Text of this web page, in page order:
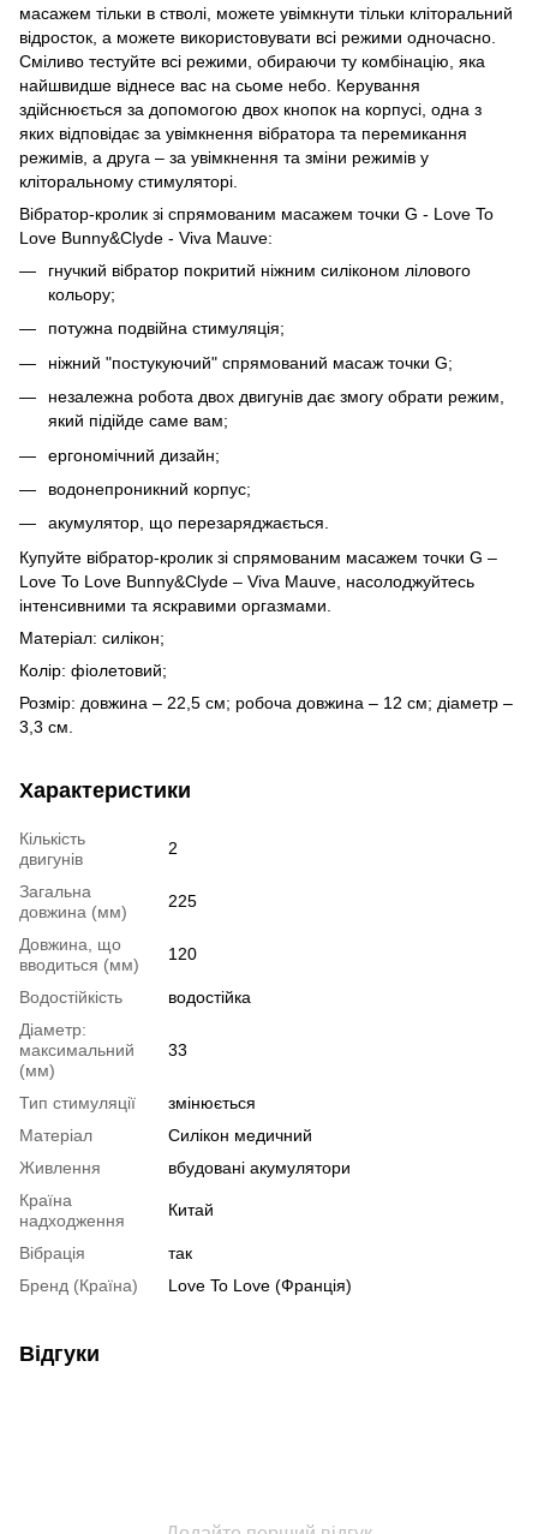
масажем тільки в стволі, можете увімкнути тільки кліторальний
відросток, а можете використовувати всі режими одночасно.
Сміливо тестуйте всі режими, обираючи ту комбінацію, яка
найшвидше віднесе вас на сьоме небо. Керування
здійснюється за допомогою двох кнопок на корпусі, одна з
яких відповідає за увімкнення вібратора та перемикання
режимів, а друга – за увімкнення та зміни режимів у
кліторальному стимуляторі.
Вібратор-кролик зі спрямованим масажем точки G - Love To
Love Bunny&Clyde - Viva Mauve:
гнучкий вібратор покритий ніжним силіконом лілового
кольору;
потужна подвійна стимуляція;
ніжний "постукуючий" спрямований масаж точки G;
незалежна робота двох двигунів дає змогу обрати режим,
який підійде саме вам;
ергономічний дизайн;
водонепроникний корпус;
акумулятор, що перезаряджається.
Купуйте вібратор-кролик зі спрямованим масажем точки G –
Love To Love Bunny&Clyde – Viva Mauve, насолоджуйтесь
інтенсивними та яскравими оргазмами.
Матеріал: силікон;
Колір: фіолетовий;
Розмір: довжина – 22,5 см; робоча довжина – 12 см; діаметр –
3,3 см.
Характеристики
Кількість
двигунів
2
Загальна
довжина (мм)
225
Довжина, що
вводиться (мм)
120
Водостійкість
водостійка
Діаметр:
максимальний
(мм)
33
Тип стимуляції
змінюється
Матеріал
Силікон медичний
Живлення
вбудовані акумулятори
Країна
надходження
Китай
Вібрація
так
Бренд (Країна)
Love To Love (Франція)
Відгуки